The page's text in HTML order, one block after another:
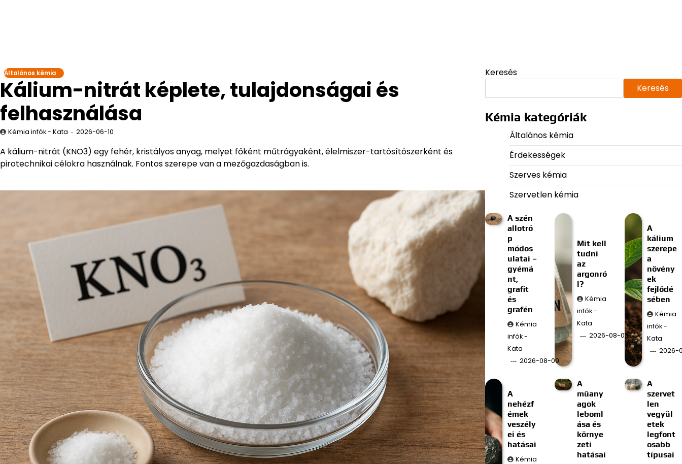
Általános kémia
Kálium-nitrát képlete, tulajdonságai és
felhasználása
Kémia infók - Kata 2026-06-10
A kálium-nitrát (KNO3) egy fehér, kristályos anyag, melyet főként műtrágyaként, élelmiszer-tartósítószerként és
pirotechnikai célokra használnak. Fontos szerepe van a mezőgazdaságban is.
Keresés
Keresés
Kémia kategóriák
Általános kémia
Érdekességek
Szerves kémia
Szervetlen kémia
A szén
allotró
p
módos
ulatai –
gyémá
nt,
grafit
és
grafén
Kémia
infók -
Kata
2026-08-09
Mit kell
tudni
az
argonró
l?
Kémia
infók -
Kata
2026-08-08
A
kálium
szerepe
a
növény
ek
fejlődé
sében
Kémia
infók -
Kata
2026-
A
nehézf
émek
veszély
ei és
hatásai
Kémia
A
műany
agok
leboml
ása és
környe
zeti
hatásai
A
szervet
len
vegyül
etek
legfont
osabb
típusai